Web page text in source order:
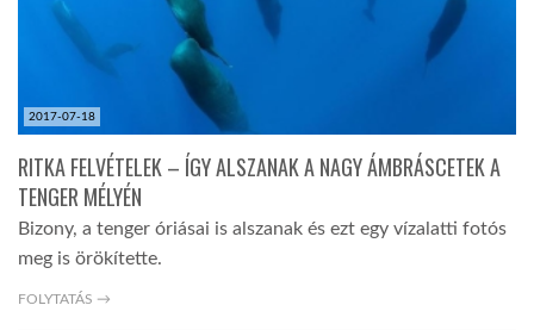
A VILÁG ITTHON
GLOBOTV BP
2017-07-18
RITKA FELVÉTELEK – ÍGY ALSZANAK A NAGY ÁMBRÁSCETEK A
TENGER MÉLYÉN
Bizony, a tenger óriásai is alszanak és ezt egy vízalatti fotós
meg is örökítette.
FOLYTATÁS →